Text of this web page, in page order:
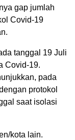
gap jumlah
Covid-19
tanggal 19 Juli
Covid-19.
pada
protokol
saat isolasi
kota lain.